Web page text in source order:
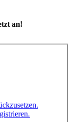
an!